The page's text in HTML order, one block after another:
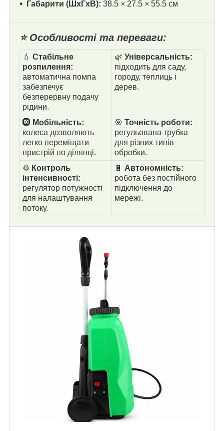
Габарити (ШхГхВ): 38.5 × 27.5 × 55.5 см
⭐ Особливості та переваги:
💧 Стабільне
розпилення:
автоматична помпа
забезпечує
безперервну подачу
рідини.
🌿 Універсальність:
підходить для саду,
городу, теплиць і
дерев.
🛞 Мобільність:
колеса дозволяють
легко переміщати
пристрій по ділянці.
🎯 Точність роботи:
регульована трубка
для різних типів
обробки.
⚙️ Контроль
інтенсивності:
регулятор потужності
для налаштування
потоку.
🔋 Автономність:
робота без постійного
підключення до
мережі.